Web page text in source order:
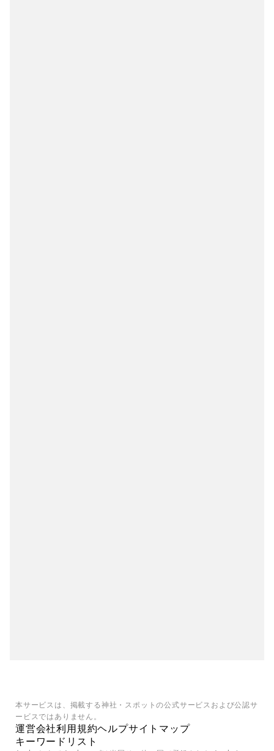
本サービスは、掲載する神社・スポットの公式サービスおよび公認サ
ービスではありません。
運営会社利用規約ヘルプサイトマップ
キーワードリスト